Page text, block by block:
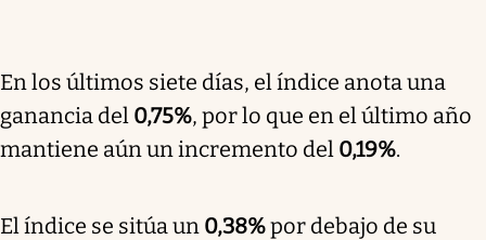
En los últimos siete días, el índice anota una
ganancia del 0,75%, por lo que en el último año
mantiene aún un incremento del 0,19%.
El índice se sitúa un 0,38%por debajo de su